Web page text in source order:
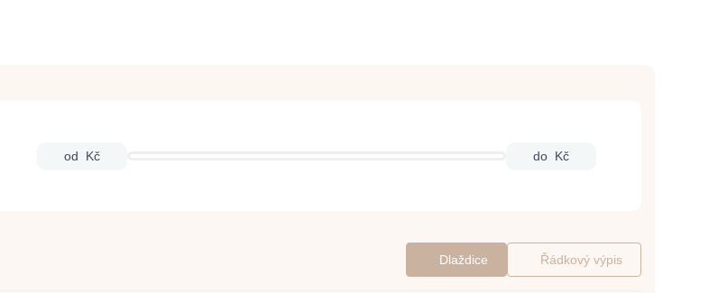
od Kč do Kč
Dlaždice Řádkový výpis